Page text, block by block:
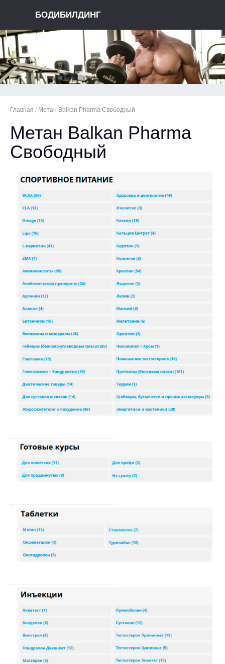
БОДИБИЛДИНГ
Главная / Метан Balkan Pharma Свободный
Метан Balkan Pharma
Свободный